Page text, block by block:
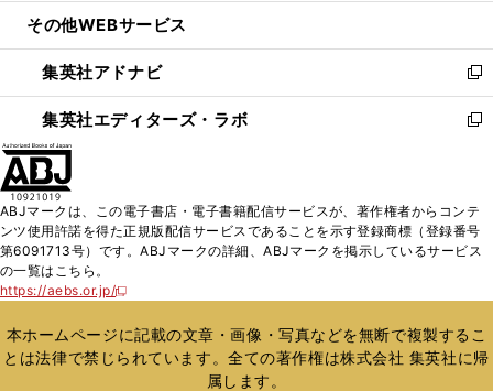
開
く
ウ
で
開
く
ウ
ン
ド
ウ
で
し
ウ
ィ
ン
ド
く
その他WEBサービス
集英社アドナビ
新
し
い
ド
ウ
で
集英社エディターズ・ラボ
新
ィ
ン
ド
開
く
ABJマークは、この電子書店・電子書籍配信サービスが、著作権者からコンテ
ンツ使用許諾を得た正規版配信サービスであることを示す登録商標（登録番号
第6091713号）です。ABJマークの詳細、ABJマークを掲示しているサービス
の一覧はこちら。
https://aebs.or.jp/
新
い
ウ
ィ
本ホームページに記載の文章・画像・写真などを無断で複製するこ
とは法律で禁じられています。全ての著作権は株式会社 集英社に帰
属します。